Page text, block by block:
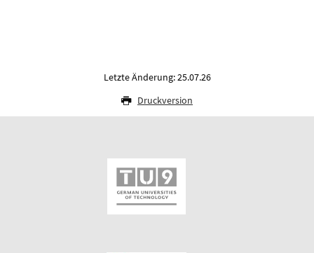
Letzte Änderung: 25.07.26
Druckversion